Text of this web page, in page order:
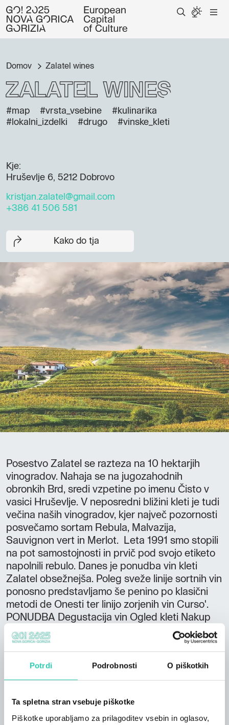
Potrdi Podrobnosti O piškotkih
Ta spletna stran vsebuje piškotke
Piškotke uporabljamo za prilagoditev vsebin in oglasov,
Domov Zalatel wines
Zalatel wines
#map #vrsta_vsebine
#kulinarika
#lokalni_izdelki
#drugo #vinske_kleti
Kje:
Hruševlje 6, 5212 Dobrovo
kristjan.zalatel@gmail.com
+386 41 506 581
Kako do tja
Posestvo Zalatel se razteza na 10 hektarjih
vinogradov. Nahaja se na jugozahodnih
obronkih Brd, sredi vzpetine po imenu Čisto v
vasici Hruševlje. V neposredni bližini kleti je tudi
večina naših vinogradov, kjer največ pozornosti
posvečamo sortam Rebula, Malvazija,
Sauvignon vert in Merlot. Leta 1991 smo stopili
na pot samostojnosti in prvič pod svojo etiketo
napolnili rebulo. Danes je ponudba vin kleti
Zalatel obsežnejša. Poleg sveže linije sortnih vin
ponosno predstavljamo še penino po klasični
metodi de Onesti ter linijo zorjenih vin Curso'.
PONUDBA Degustacija vin Ogled kleti Nakup
vina KAPACITETE Noter: 20 oseb DODATNA
PONUDBA Dostopno z avtodomom Dostopno
plačilo s kreditnimi karticami